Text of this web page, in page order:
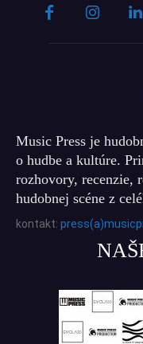
Music Press je
o hudbe a kultúre.
rozhovory, recenzie,
hudobnej scéne z
kontakt: